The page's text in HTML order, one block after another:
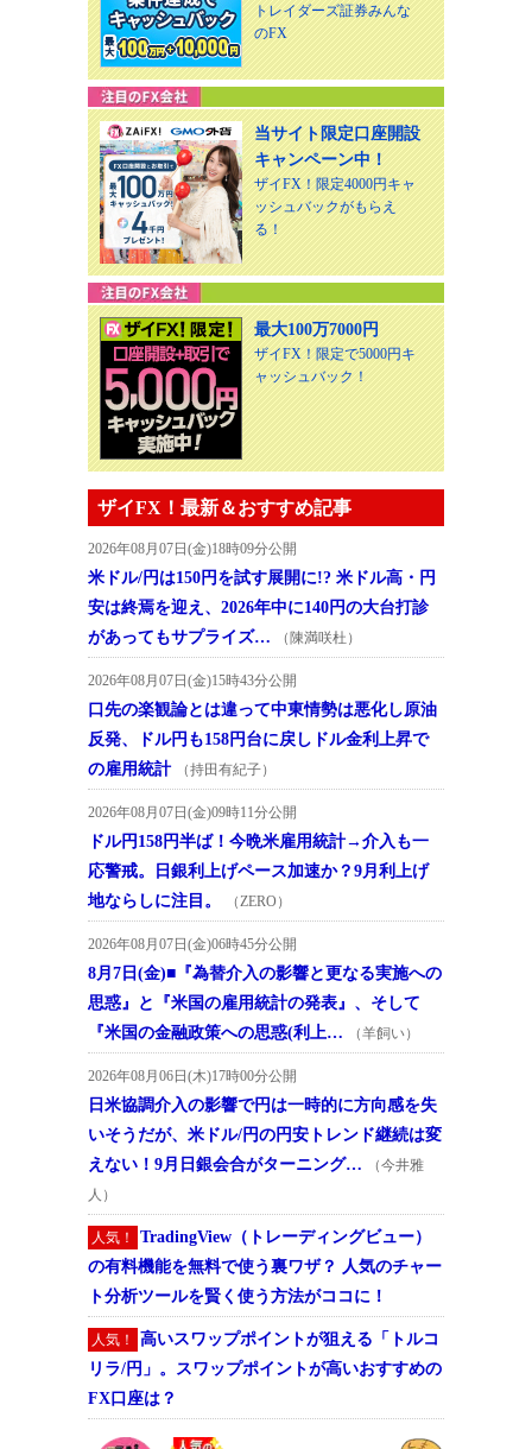
トレイダーズ証券みんな
のFX
当サイト限定口座開設
キャンペーン中！
ザイFX！限定4000円キャ
ッシュバックがもらえ
る！
最大100万7000円
ザイFX！限定で5000円キ
ャッシュバック！
ザイFX！最新＆おすすめ記事
2026年08月07日(金)18時09分公開
米ドル/円は150円を試す展開に!? 米ドル高・円
安は終焉を迎え、2026年中に140円の大台打診
があってもサプライズ…
（陳満咲杜）
2026年08月07日(金)15時43分公開
口先の楽観論とは違って中東情勢は悪化し原油
反発、ドル円も158円台に戻しドル金利上昇で
の雇用統計
（持田有紀子）
2026年08月07日(金)09時11分公開
ドル円158円半ば！今晩米雇用統計→介入も一
応警戒。日銀利上げペース加速か？9月利上げ
地ならしに注目。
（ZERO）
2026年08月07日(金)06時45分公開
8月7日(金)■『為替介入の影響と更なる実施への
思惑』と『米国の雇用統計の発表』、そして
『米国の金融政策への思惑(利上…
（羊飼い）
2026年08月06日(木)17時00分公開
日米協調介入の影響で円は一時的に方向感を失
いそうだが、米ドル/円の円安トレンド継続は変
えない！9月日銀会合がターニング…
（今井雅
人）
人気！
TradingView（トレーディングビュー）
の有料機能を無料で使う裏ワザ？ 人気のチャー
ト分析ツールを賢く使う方法がココに！
人気！
高いスワップポイントが狙える「トルコ
リラ/円」。スワップポイントが高いおすすめの
FX口座は？